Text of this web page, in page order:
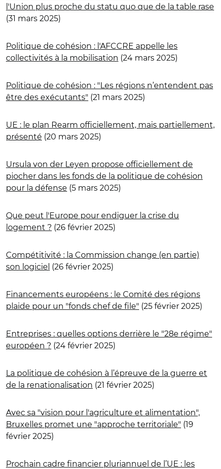
l'Union plus proche du statu quo que de la table rase
(31 mars 2025)
Politique de cohésion : l'AFCCRE appelle les
collectivités à la mobilisation (24 mars 2025)
Politique de cohésion : "Les régions n’entendent pas
être des exécutants" (21 mars 2025)
UE : le plan Rearm officiellement, mais partiellement,
présenté (20 mars 2025)
Ursula von der Leyen propose officiellement de
piocher dans les fonds de la politique de cohésion
pour la défense (5 mars 2025)
Que peut l'Europe pour endiguer la crise du
logement ? (26 février 2025)
Compétitivité : la Commission change (en partie)
son logiciel (26 février 2025)
Financements européens : le Comité des régions
plaide pour un "fonds chef de file" (25 février 2025)
Entreprises : quelles options derrière le "28e régime"
européen ? (24 février 2025)
La politique de cohésion à l’épreuve de la guerre et
de la renationalisation (21 février 2025)
Avec sa "vision pour l'agriculture et alimentation",
Bruxelles promet une "approche territoriale" (19
février 2025)
Prochain cadre financier pluriannuel de l’UE : les